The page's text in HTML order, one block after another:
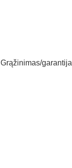
Grąžinimas/garantija